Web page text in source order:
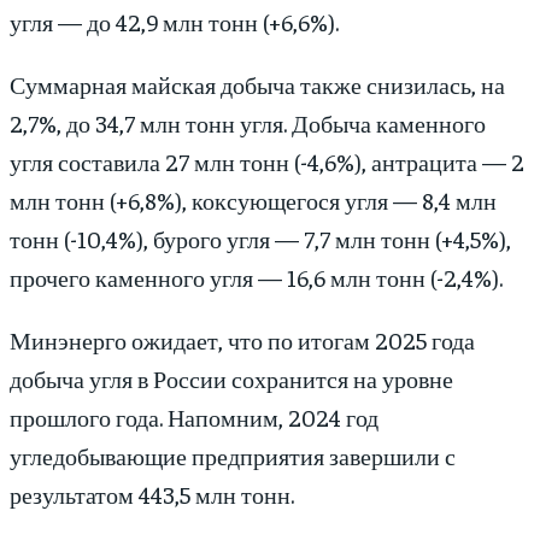
угля — до 42,9 млн тонн (+6,6%).
Суммарная майская добыча также снизилась, на
2,7%, до 34,7 млн тонн угля. Добыча каменного
угля составила 27 млн тонн (-4,6%), антрацита — 2
млн тонн (+6,8%), коксующегося угля — 8,4 млн
тонн (-10,4%), бурого угля — 7,7 млн тонн (+4,5%),
прочего каменного угля — 16,6 млн тонн (-2,4%).
Минэнерго ожидает, что по итогам 2025 года
добыча угля в России сохранится на уровне
прошлого года. Напомним, 2024 год
угледобывающие предприятия завершили с
результатом 443,5 млн тонн.